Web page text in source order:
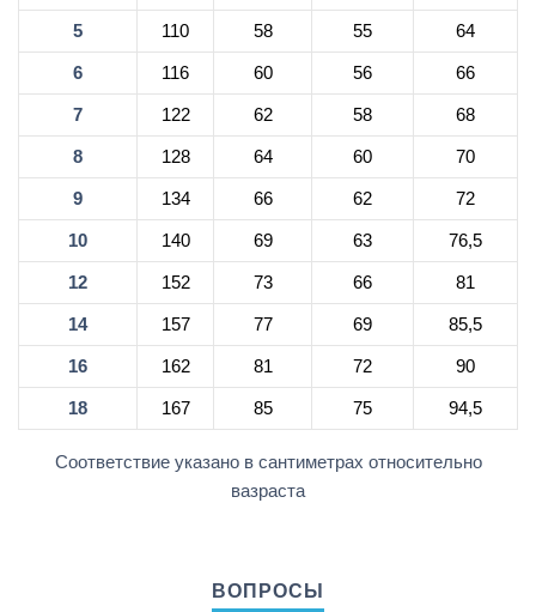
5 110 58 55 64
6 116 60 56 66
7 122 62 58 68
8 128 64 60 70
9 134 66 62 72
10 140 69 63 76,5
12 152 73 66 81
14 157 77 69 85,5
16 162 81 72 90
18 167 85 75 94,5
Соответствие указано в сантиметрах относительно
вазраста